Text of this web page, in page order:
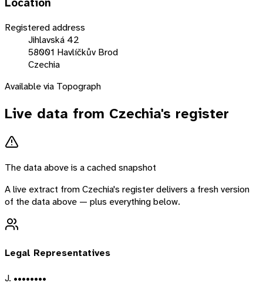
Location
Registered address
Jihlavská 42
58001 Havlíčkův Brod
Czechia
Available via Topograph
Live data from Czechia's register
The data above is a cached snapshot
A live extract fromCzechia's register delivers a fresh version
of the data above — plus everything below.
Legal Representatives
J. ••••••••